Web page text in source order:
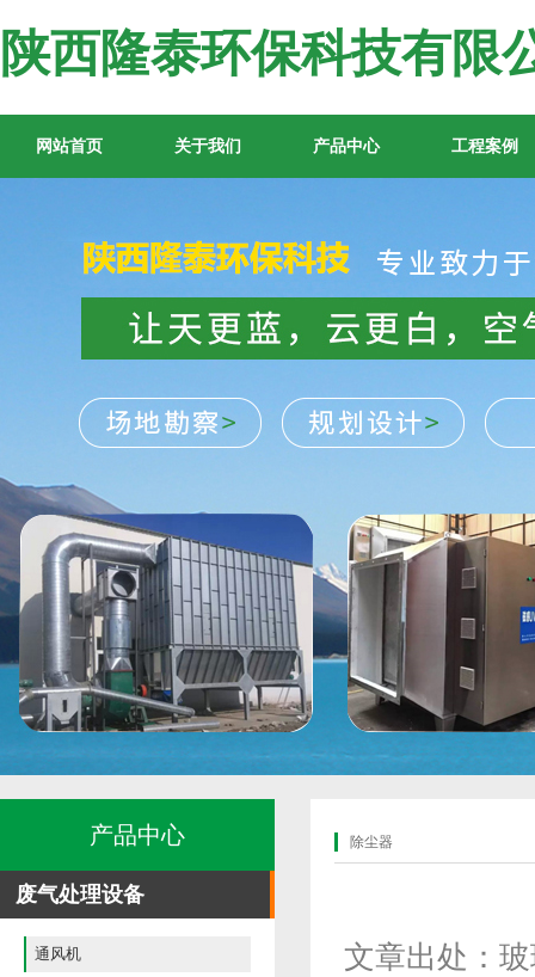
陕西隆泰环保科技有限
网站首页 关于我们 产品中心 工程案例
产品中心
废气处理设备
通风机
除尘器
文章出处：